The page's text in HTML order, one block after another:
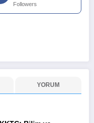
Followers
YORUM